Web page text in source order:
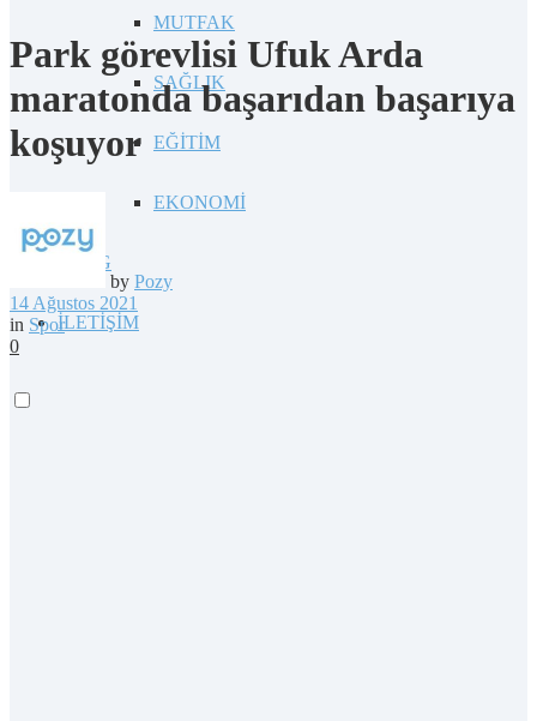
MUTFAK
SAĞLIK
EĞİTİM
EKONOMİ
BLOG
İLETİŞİM
Park görevlisi Ufuk Arda
maratonda başarıdan başarıya
koşuyor
by Pozy
14 Ağustos 2021
in Spor
0